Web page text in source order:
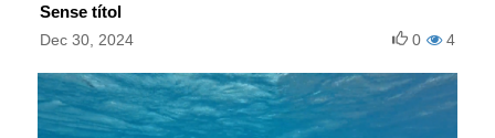
Sense títol
Dec 30, 2024 4
0